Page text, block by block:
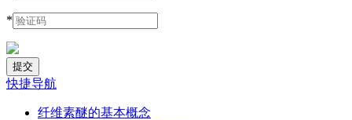
*
快捷导航
纤维素醚的基本概念